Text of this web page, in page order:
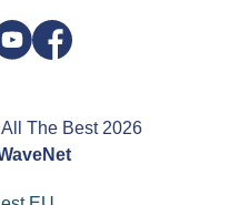
The Best2026